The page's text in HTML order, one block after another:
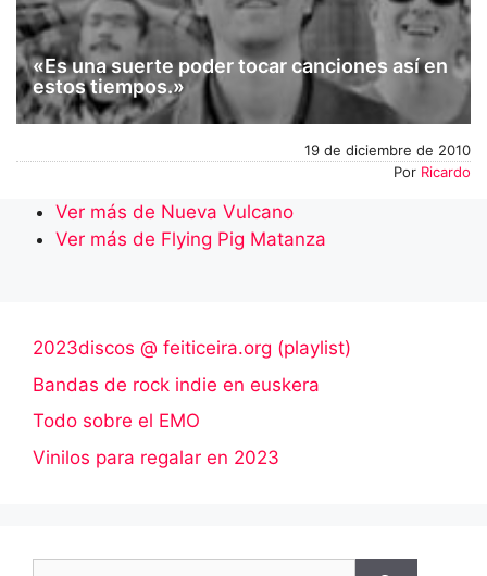
«Es una suerte poder tocar canciones así en
estos tiempos.»
19 de diciembre de 2010
Por Ricardo
Ver más de Nueva Vulcano
Ver más de Flying Pig Matanza
2023discos @ feiticeira.org (playlist)
Bandas de rock indie en euskera
Todo sobre el EMO
Vinilos para regalar en 2023